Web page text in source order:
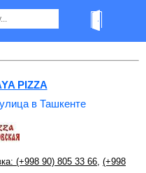
в Ташкенте
PIZZA
в Ташкенте
(+998 90) 805 33 66 (+998